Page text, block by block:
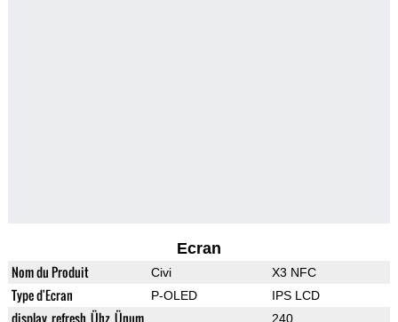
Ecran
Nom du Produit Civi X3 NFC
Type d'Ecran P-OLED IPS LCD
display_refresh_Ühz_Ünum 240